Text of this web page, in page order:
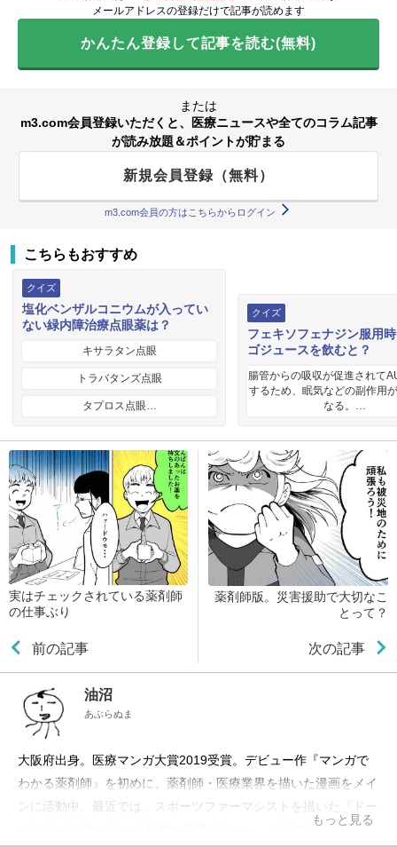
メールアドレスの登録だけで記事が読めます
かんたん登録して記事を読む(無料)
または
m3.com会員登録いただくと、医療ニュースや全てのコラム記事
が読み放題＆ポイントが貯まる
新規会員登録（無料）
m3.com会員の方はこちらからログイン
こちらもおすすめ
クイズ
塩化ベンザルコニウムが入ってい
ない緑内障治療点眼薬は？
キサラタン点眼
トラバタンズ点眼
タプロス点眼…
クイズ
フェキソフェナジン服用
ゴジュースを飲むと？
腸管からの吸収が促進されて
するため、眠気などの副作用
なる。…
実はチェックされている薬剤師
の仕事ぶり
前の記事
薬剤師版。災害援助で大切なこ
とって？
次の記事
油沼
あぶらぬま
大阪府出身。医療マンガ大賞2019受賞。デビュー作『マンガで
わかる薬剤師』を初めに、薬剤師・医療業界を描いた漫画をメイ
ンに活動中。最近では、スポーツファーマシストを描いた『ドー
ピングガーディアン 緑川雅は見逃さない！』がアスリート用お
もっと見る